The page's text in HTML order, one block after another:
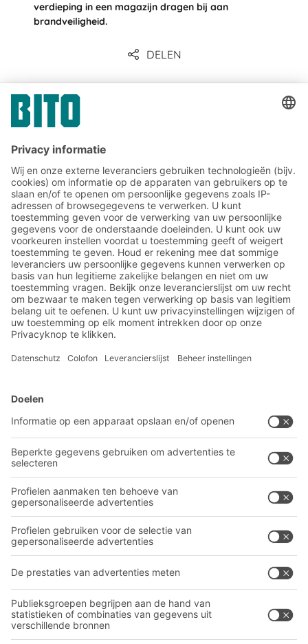
verdieping in een magazijn dragen bij aan
brandveiligheid.
DELEN
Meld u nu aan voor de BITO-
nieuwsbrief:
Magazijn- en logistiek
nieuws
Exclusieve kortingen
Innovaties
Inschrijven nieuwsbrief
BITO-oplossingen
Intralogistieke oplossingen
Bakken en bakken
Transportsystemen
Onze diensten
BITO PRODUCTCATALOGUS
BITO PROJECTGIDS
Contactformulier
Bedrijf
Over BITO
Ons wereldwijde netwerk
Volg ons